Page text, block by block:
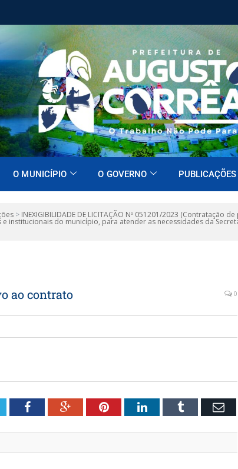
O MUNICÍPIO O GOVERNO PUBLICAÇÕES
> INEXIGIBILIDADE DE LICITAÇÃO Nº 051201/2023
do município, para atender as necessidades da
ao contrato 0
FacebookGoogle+Pinterest
LinkedInTumblr